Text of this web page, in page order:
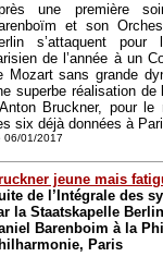
une première
et son
s’attaquent pour
de l’année à un
Mozart sans grande
superbe réalisation
Bruckner, pour
six déjà données à
06/01/2017
jeune mais
de l’Intégrale des
la Staatskapelle
Barenboim à la
Paris